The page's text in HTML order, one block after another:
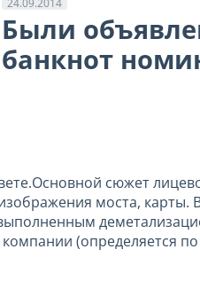
24.09.2014
Были
банкнот
сюжет
моста, карты.
(определяется